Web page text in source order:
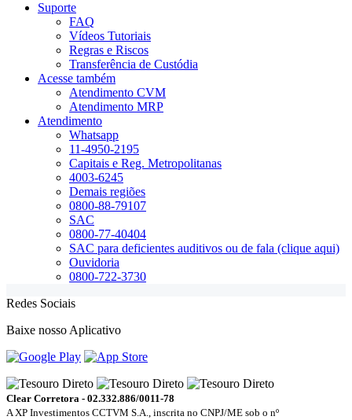
Suporte
FAQ
Vídeos Tutoriais
Regras e Riscos
Transferência de Custódia
Acesse também
Atendimento CVM
Atendimento MRP
Atendimento
Whatsapp
11-4950-2195
Capitais e Reg. Metropolitanas
4003-6245
Demais regiões
0800-88-79107
SAC
0800-77-40404
SAC para deficientes auditivos ou de fala (clique aqui)
Ouvidoria
0800-722-3730
Redes Sociais
Baixe nosso Aplicativo
Clear Corretora - 02.332.886/0011-78
A XP Investimentos CCTVM S.A., inscrita no CNPJ/ME sob o nº